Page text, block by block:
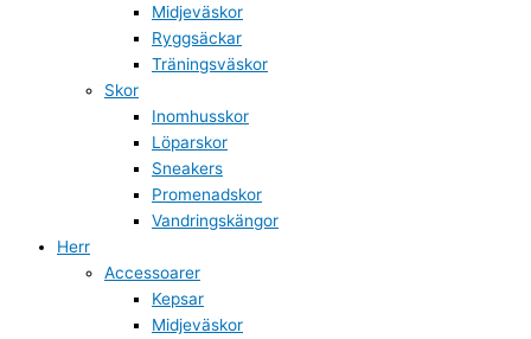
Midjeväskor
Ryggsäckar
Träningsväskor
Skor
Inomhusskor
Löparskor
Sneakers
Promenadskor
Vandringskängor
Herr
Accessoarer
Kepsar
Midjeväskor